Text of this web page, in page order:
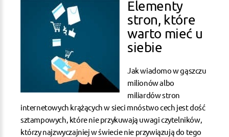
Elementy
stron, które
warto mieć u
siebie
Jak wiadomo w gąszczu
milionów albo
miliardów stron
internetowych krążących w sieci mnóstwo cech jest dość
sztampowych, które nie przykuwają uwagi czytelników,
którzy najzwyczajniej w świecie nie przywiązują do tego